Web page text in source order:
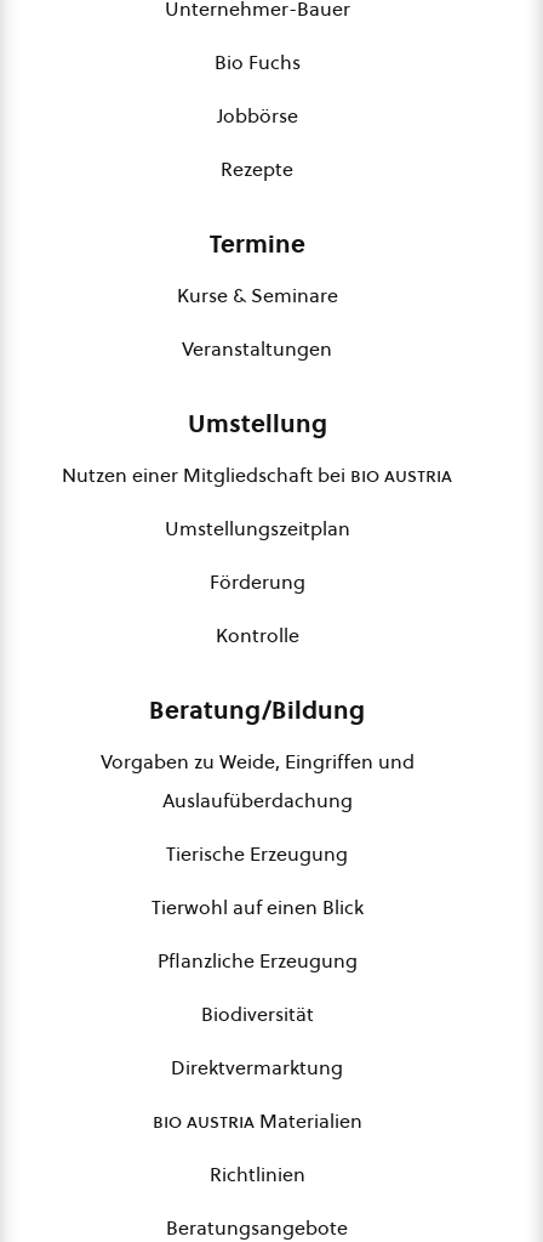
Unternehmer-Bauer
Bio Fuchs
Jobbörse
Rezepte
Termine
Kurse & Seminare
Veranstaltungen
Umstellung
Nutzen einer Mitgliedschaft bei bio austria
Umstellungszeitplan
Förderung
Kontrolle
Beratung/Bildung
Vorgaben zu Weide, Eingriffen und
Auslaufüberdachung
Tierische Erzeugung
Tierwohl auf einen Blick
Pflanzliche Erzeugung
Biodiversität
Direktvermarktung
bio austriaMaterialien
Richtlinien
Beratungsangebote